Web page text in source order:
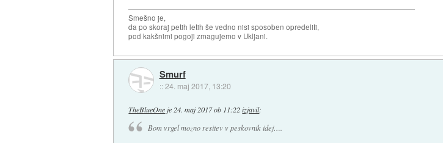
Smešno je,
da po skoraj petih letih še vedno nisi sposoben opredeliti,
pod kakšnimi pogoji zmagujemo v Ukljani.
Smurf
::24. maj 2017, 13:20
TheBlueOne je 24. maj 2017 ob 11:22 izjavil:
Bom vrgel mozno resitev v peskovnik idej….